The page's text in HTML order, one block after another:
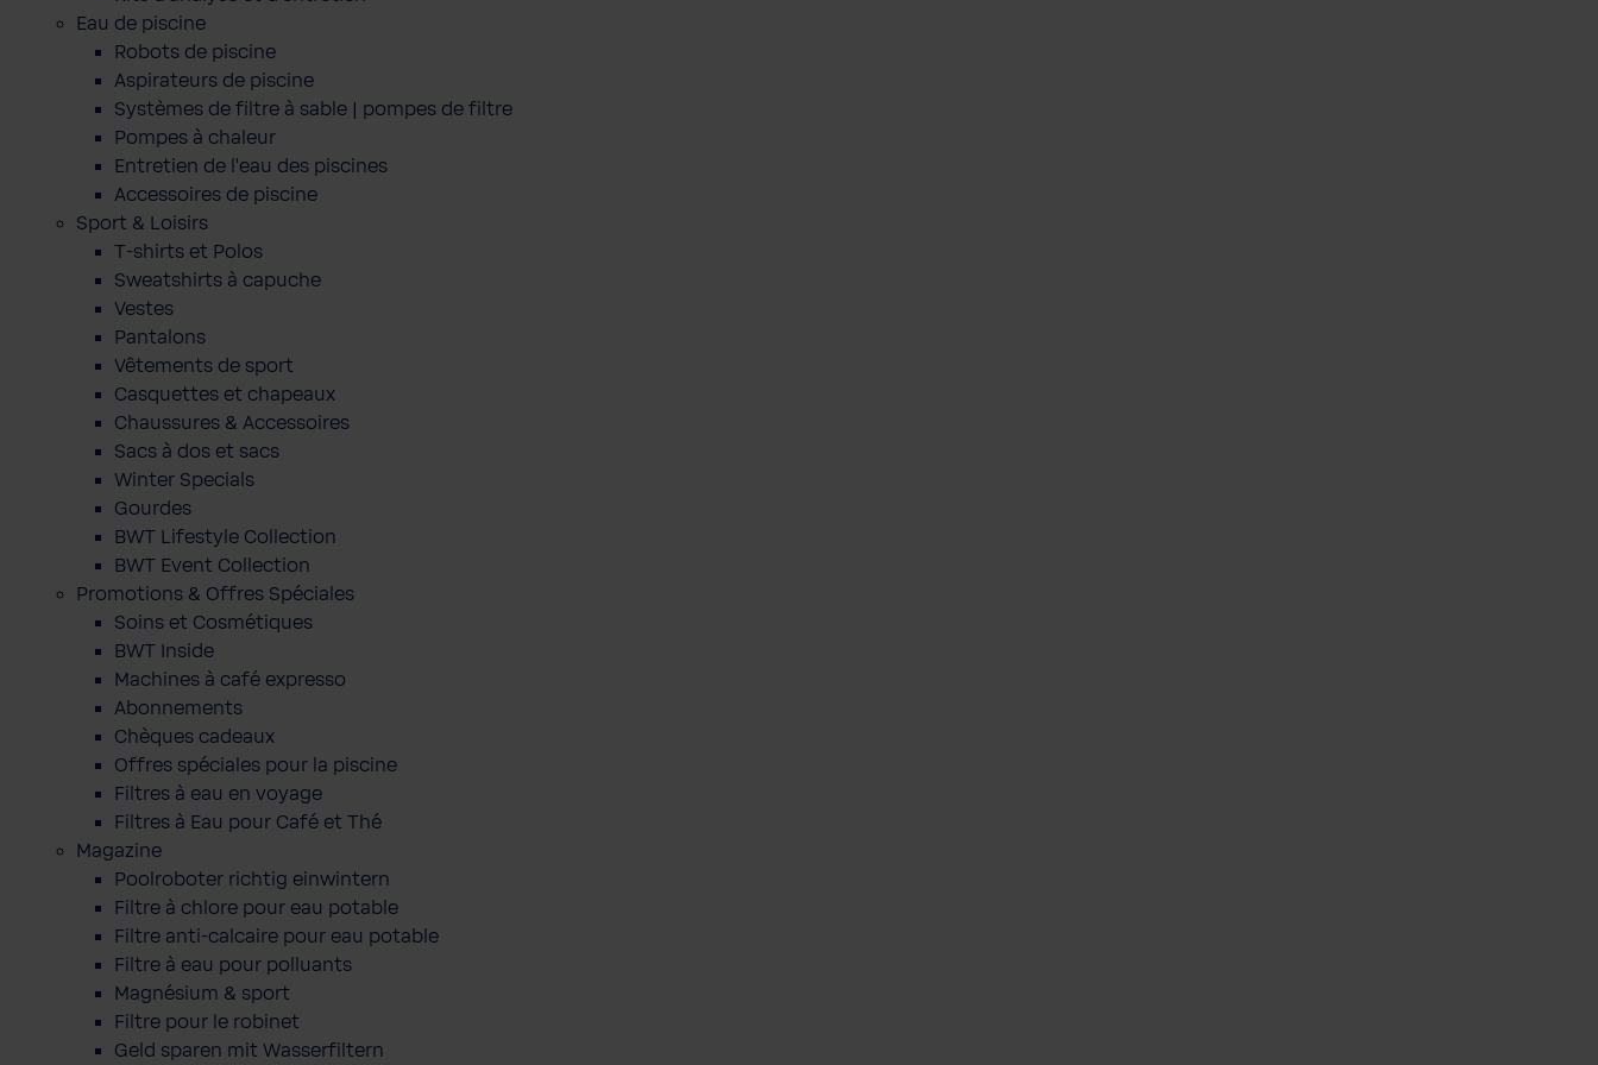
Eau de piscine
Robots de piscine
Aspirateurs de piscine
Systèmes de filtre à sable | pompes de filtre
Pompes à chaleur
Entretien de l'eau des piscines
Accessoires de piscine
Sport & Loisirs
T-shirts et Polos
Sweatshirts à capuche
Vestes
Pantalons
Vêtements de sport
Casquettes et chapeaux
Chaussures & Accessoires
Sacs à dos et sacs
Winter Specials
Gourdes
BWT Lifestyle Collection
BWT Event Collection
Promotions & Offres Spéciales
Soins et Cosmétiques
BWT Inside
Machines à café expresso
Abonnements
Chèques cadeaux
Offres spéciales pour la piscine
Filtres à eau en voyage
Filtres à Eau pour Café et Thé
Magazine
Poolroboter richtig einwintern
Filtre à chlore pour eau potable
Filtre anti-calcaire pour eau potable
Filtre à eau pour polluants
Magnésium & sport
Filtre pour le robinet
Geld sparen mit Wasserfiltern